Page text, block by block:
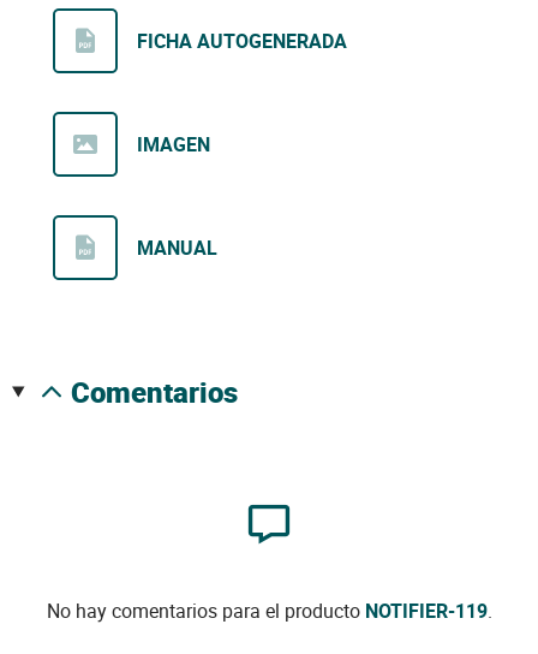
FICHA AUTOGENERADA
IMAGEN
MANUAL
comentarios
No hay comentarios para el producto NOTIFIER-119.